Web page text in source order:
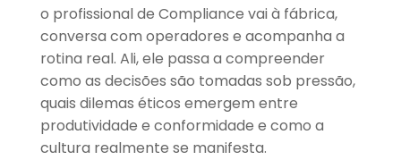
o profissional de Compliance vai à fábrica,
conversa com operadores e acompanha a
rotina real. Ali, ele passa a compreender
como as decisões são tomadas sob pressão,
quais dilemas éticos emergem entre
produtividade e conformidade e como a
cultura realmente se manifesta.